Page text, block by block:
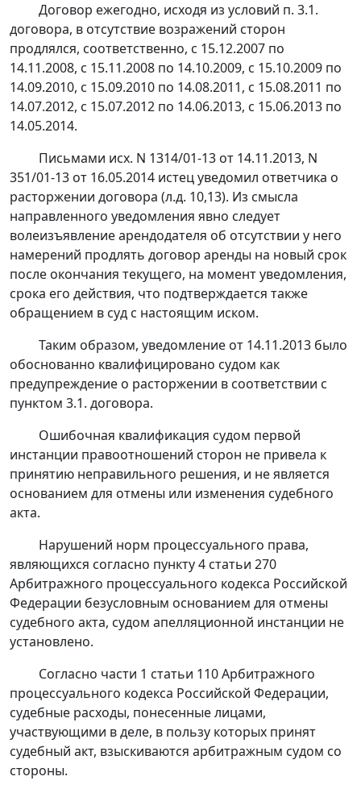
Договор ежегодно, исходя из условий п. 3.1.
договора, в отсутствие возражений сторон
продлялся, соответственно, с 15.12.2007 по
14.11.2008, с 15.11.2008 по 14.10.2009, с 15.10.2009 по
14.09.2010, с 15.09.2010 по 14.08.2011, с 15.08.2011 по
14.07.2012, с 15.07.2012 по 14.06.2013, с 15.06.2013 по
14.05.2014.
Письмами исх. N 1314/01-13 от 14.11.2013, N
351/01-13 от 16.05.2014 истец уведомил ответчика о
расторжении договора (л.д. 10,13). Из смысла
направленного уведомления явно следует
волеизъявление арендодателя об отсутствии у него
намерений продлять договор аренды на новый срок
после окончания текущего, на момент уведомления,
срока его действия, что подтверждается также
обращением в суд с настоящим иском.
Таким образом, уведомление от 14.11.2013 было
обоснованно квалифицировано судом как
предупреждение о расторжении в соответствии с
пунктом 3.1. договора.
Ошибочная квалификация судом первой
инстанции правоотношений сторон не привела к
принятию неправильного решения, и не является
основанием для отмены или изменения судебного
акта.
Нарушений норм процессуального права,
являющихся согласно пункту 4 статьи 270
Арбитражного процессуального кодекса Российской
Федерации безусловным основанием для отмены
судебного акта, судом апелляционной инстанции не
установлено.
Согласно части 1 статьи 110Арбитражного
процессуального кодекса Российской Федерации,
судебные расходы, понесенные лицами,
участвующими в деле, в пользу которых принят
судебный акт, взыскиваются арбитражным судом со
стороны.